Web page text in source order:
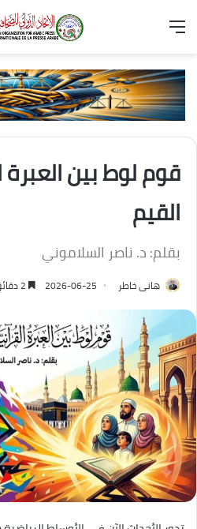
القائمة
قوم لوط بين العبرة
القيم
بقلم: د. ناصر السلاموني
هانى خاطر 2026-06-25